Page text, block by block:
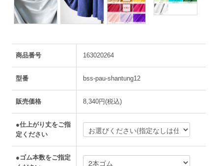
商品番号 163020264
型番 bss-pau-shantung12
販売価格 8,340円(税込)
●仕上がり丈をご指
定ください
●ゴム本数をご指定